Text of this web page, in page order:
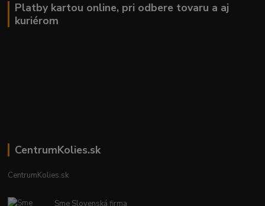
Platby kartou online, pri odbere tovaru a aj
kuriérom
CentrumKolies.sk
CentrumKolies.sk
Sme Slovenská firma